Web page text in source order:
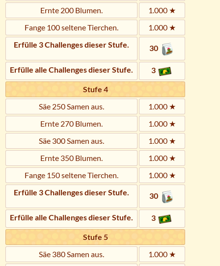
Ernte 200 Blumen.
1.000 ★
Fange 100 seltene Tierchen.
1.000 ★
Erfülle 3 Challenges dieser Stufe.
30
Erfülle alle Challenges dieser Stufe. 3
Stufe 4
Säe 250 Samen aus.
1.000 ★
Ernte 270 Blumen.
1.000 ★
Säe 300 Samen aus.
1.000 ★
Ernte 350 Blumen.
1.000 ★
Fange 150 seltene Tierchen.
1.000 ★
Erfülle 3 Challenges dieser Stufe.
30
Erfülle alle Challenges dieser Stufe. 3
Stufe 5
Säe 380 Samen aus.
1.000 ★